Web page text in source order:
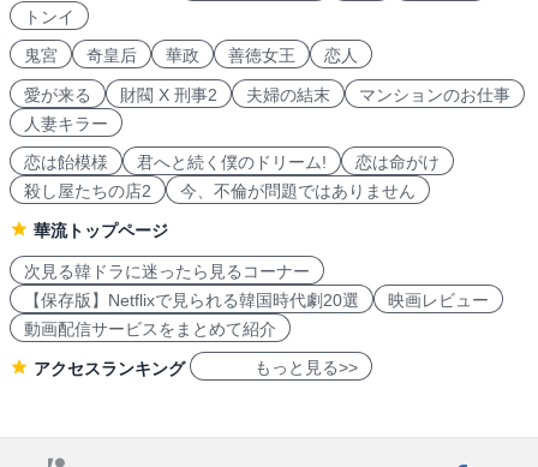
トンイ
鬼宮
奇皇后 華政 善徳女王 恋人
愛が来る 財閥 X 刑事2 夫婦の結末
マンションのお仕事
人妻キラー
恋は飴模様
君へと続く僕のドリーム!
恋は命がけ
殺し屋たちの店2
今、不倫が問題ではありません
華流トップページ
次見る韓ドラに迷ったら見るコーナー
【保存版】Netflixで見られる韓国時代劇20選
映画レビュー
動画配信サービスをまとめて紹介
アクセスランキング もっと見る>>